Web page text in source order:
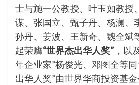
士与施一公教授、叶玉如教授
谋、张国立、甄子丹、杨澜、
孙丹、姜波、王新奇、魏全斌
起荣膺“世界杰出华人奖” ，以
年企业家”杨俊光、邓图全等
出华人奖”由世界华商投资基